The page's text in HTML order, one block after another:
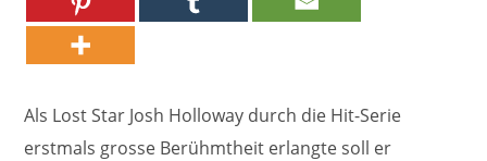
Als Lost Star Josh Holloway durch die Hit-Serie
erstmals grosse Berühmtheit erlangte soll er